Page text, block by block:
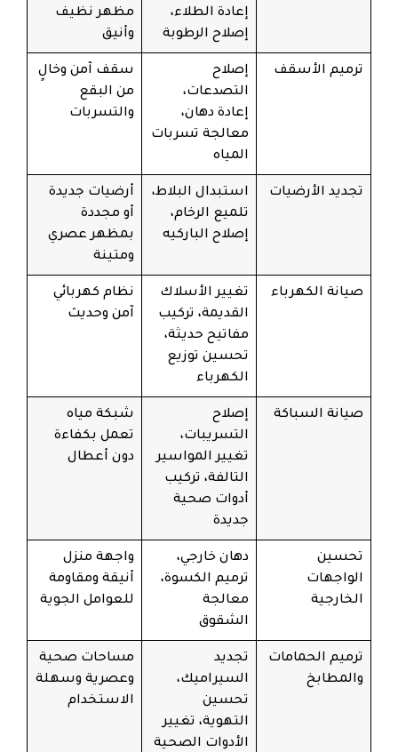
إعادة الطلاء،
إصلاح الرطوبة
مظهر نظيف
وأنيق
ترميم الأسقف
إصلاح
التصدعات،
إعادة دهان،
معالجة تسربات
المياه
سقف آمن وخالٍ
من البقع
والتسربات
تجديد الأرضيات
استبدال البلاط،
تلميع الرخام،
إصلاح الباركيه
أرضيات جديدة
أو مجددة
بمظهر عصري
ومتينة
صيانة الكهرباء
تغيير الأسلاك
القديمة، تركيب
مفاتيح حديثة،
تحسين توزيع
الكهرباء
نظام كهربائي
آمن وحديث
صيانة السباكة
إصلاح
التسريبات،
تغيير المواسير
التالفة، تركيب
أدوات صحية
جديدة
شبكة مياه
تعمل بكفاءة
دون أعطال
تحسين
الواجهات
الخارجية
دهان خارجي،
ترميم الكسوة،
معالجة
الشقوق
واجهة منزل
أنيقة ومقاومة
للعوامل الجوية
ترميم الحمامات
والمطابخ
تجديد
السيراميك،
تحسين
التهوية، تغيير
الأدوات الصحية
مساحات صحية
وعصرية وسهلة
الاستخدام